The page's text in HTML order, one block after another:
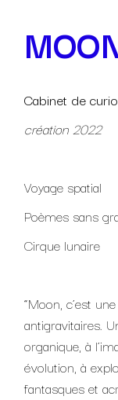
Cabinet de
création 2022
Voyage spatial
Poèmes sans
Cirque lunaire
“Moon, c’est
antigravitaires.
organique, à
évolution, à
fantasques et